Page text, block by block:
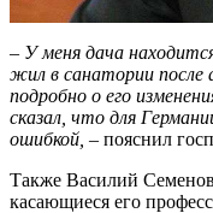
– У меня дача
жил в санатории после
подробно о его
сказал, что для
ошибкой, – пояснил
Также Василий
касающиеся его